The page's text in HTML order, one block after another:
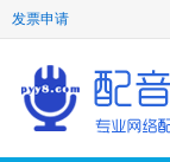
发票申请